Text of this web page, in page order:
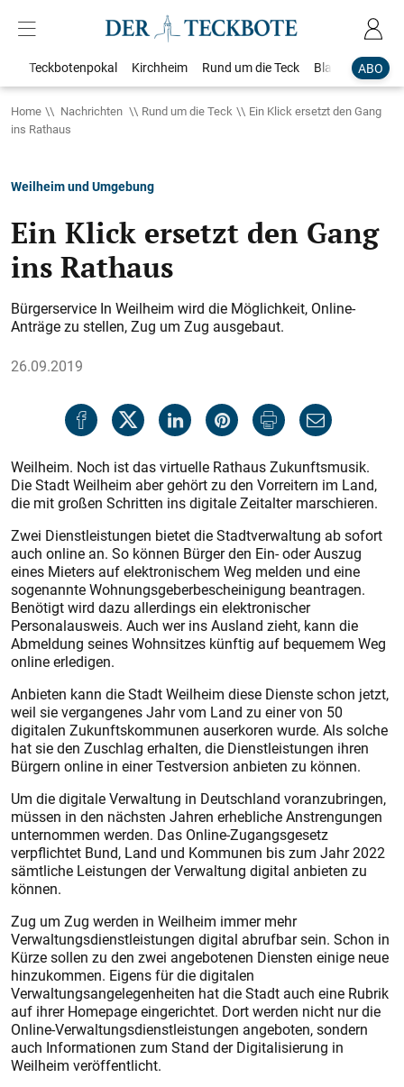
ABO
Teckbotenpokal Kirchheim Rund um die Teck Blaulicht
Home Nachrichten Rund um die Teck
Ein Klick ersetzt den Gang
ins Rathaus
Weilheim und Umgebung
Ein Klick ersetzt den Gang
ins Rathaus
Bürgerservice In Weilheim wird die Möglichkeit, Online-
Anträge zu stellen, Zug um Zug ausgebaut.
26.09.2019
Weilheim. Noch ist das virtuelle Rathaus Zukunftsmusik.
Die Stadt Weilheim aber gehört zu den Vorreitern im Land,
die mit großen Schritten ins digitale Zeitalter marschieren.
Zwei Dienstleistungen bietet die Stadtverwaltung ab sofort
auch online an. So können Bürger den Ein- oder Auszug
eines Mieters auf elektronischem Weg melden und eine
sogenannte Wohnungsgeberbescheinigung beantragen.
Benötigt wird dazu allerdings ein elektronischer
Personalausweis. Auch wer ins Ausland zieht, kann die
Abmeldung seines Wohnsitzes künftig auf bequemem Weg
online erledigen.
Anbieten kann die Stadt Weilheim diese Dienste schon jetzt,
weil sie vergangenes Jahr vom Land zu einer von 50
digitalen Zukunftskommunen auserkoren wurde. Als solche
hat sie den Zuschlag erhalten, die Dienstleistungen ihren
Bürgern online in einer Testversion anbieten zu können.
Um die digitale Verwaltung in Deutschland voranzubringen,
müssen in den nächsten Jahren erhebliche Anstrengungen
unternommen werden. Das Online-Zugangsgesetz
verpflichtet Bund, Land und Kommunen bis zum Jahr 2022
sämtliche Leistungen der Verwaltung digital anbieten zu
können.
Zug um Zug werden in Weilheim immer mehr
Verwaltungsdienstleistungen digital abrufbar sein. Schon in
Kürze sollen zu den zwei angebotenen Diensten einige neue
hinzukommen. Eigens für die digitalen
Verwaltungsangelegenheiten hat die Stadt auch eine Rubrik
auf ihrer Homepage eingerichtet. Dort werden nicht nur die
Online-Verwaltungsdienstleistungen angeboten, sondern
auch Informationen zum Stand der Digitalisierung in
Weilheim veröffentlicht.